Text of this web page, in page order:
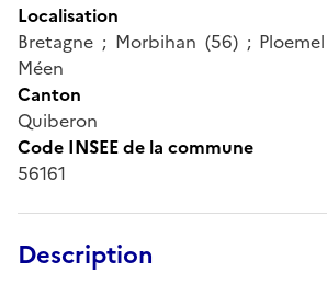
Localisation
Bretagne ; Morbihan (56) ;
Méen
Canton
Quiberon
Code INSEE de la commune
56161
Description